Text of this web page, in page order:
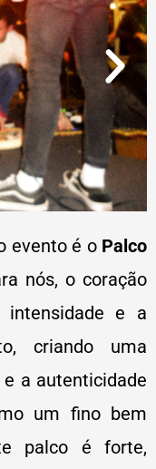
evento é o Palco
nós, o coração
e a
criando uma
a autenticidade
um fino bem
palco é forte,